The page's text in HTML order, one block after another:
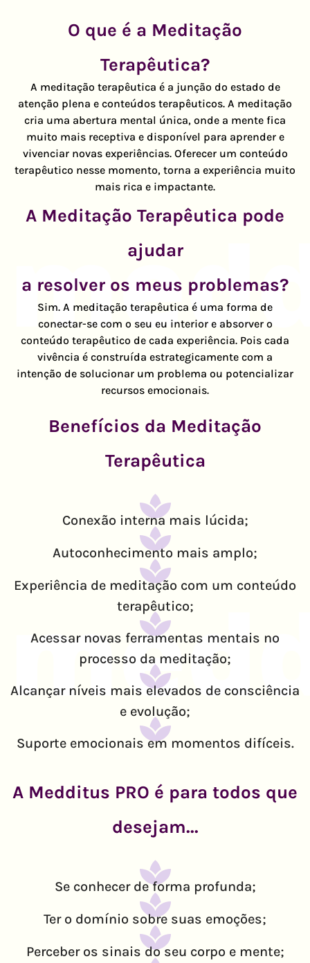
O que é a Meditação
Terapêutica?
A meditação terapêutica é a junção do estado de
atenção plena e conteúdos terapêuticos. A meditação
cria uma abertura mental única, onde a mente fica
muito mais receptiva e disponível para aprender e
vivenciar novas experiências. Oferecer um conteúdo
terapêutico nesse momento, torna a experiência muito
mais rica e impactante.
A Meditação Terapêutica pode
ajudar
a resolver os meus problemas?
Sim. A meditação terapêutica é uma forma de
conectar-se com o seu eu interior e absorver o
conteúdo terapêutico de cada experiência. Pois cada
vivência é construída estrategicamente com a
intenção de solucionar um problema ou potencializar
recursos emocionais.
Benefícios da Meditação
Terapêutica
Conexão interna mais lúcida;
Autoconhecimento mais amplo;
Experiência de meditação com um conteúdo
terapêutico;
Acessar novas ferramentas mentais no
processo da meditação;
Alcançar níveis mais elevados de consciência
e evolução;
Suporte emocionais em momentos difíceis.
A Medditus PRO é para todos que
desejam...
Se conhecer de forma profunda;
Ter o domínio sobre suas emoções;
Perceber os sinais do seu corpo e mente;